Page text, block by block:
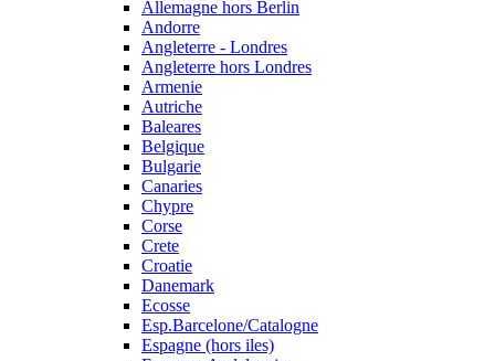
Allemagne hors Berlin
Andorre
Angleterre - Londres
Angleterre hors Londres
Armenie
Autriche
Baleares
Belgique
Bulgarie
Canaries
Chypre
Corse
Crete
Croatie
Danemark
Ecosse
Esp.Barcelone/Catalogne
Espagne (hors iles)